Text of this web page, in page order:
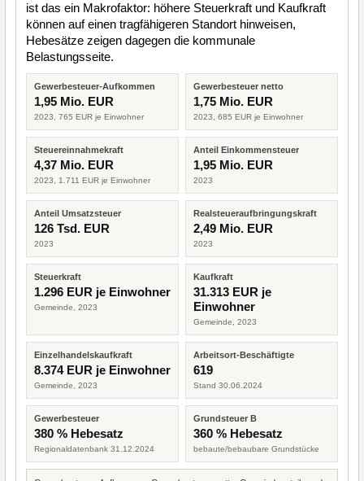
ist das ein Makrofaktor: höhere Steuerkraft und Kaufkraft
können auf einen tragfähigeren Standort hinweisen,
Hebesätze zeigen dagegen die kommunale
Belastungsseite.
Gewerbesteuer-Aufkommen
1,95 Mio. EUR
2023, 765 EUR je Einwohner
Gewerbesteuer netto
1,75 Mio. EUR
2023, 685 EUR je Einwohner
Steuereinnahmekraft
4,37 Mio. EUR
2023, 1.711 EUR je Einwohner
Anteil Einkommensteuer
1,95 Mio. EUR
2023
Anteil Umsatzsteuer
126 Tsd. EUR
2023
Realsteueraufbringungskraft
2,49 Mio. EUR
2023
Steuerkraft
1.296 EUR je Einwohner
Gemeinde, 2023
Kaufkraft
31.313 EUR je
Einwohner
Gemeinde, 2023
Einzelhandelskaufkraft
8.374 EUR je Einwohner
Gemeinde, 2023
Arbeitsort-Beschäftigte
619
Stand 30.06.2024
Gewerbesteuer
380 % Hebesatz
Regionaldatenbank 31.12.2024
Grundsteuer B
360 % Hebesatz
bebaute/bebaubare Grundstücke